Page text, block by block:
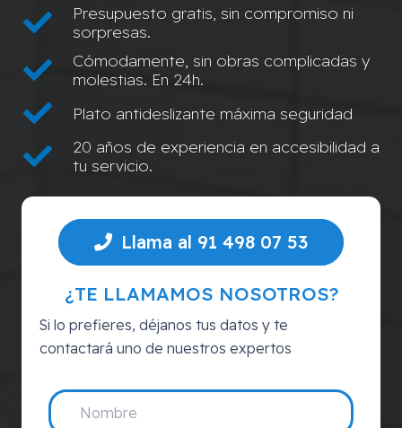
Presupuesto gratis, sin compromiso ni
sorpresas.
Cómodamente, sin obras complicadas y
molestias. En 24h.
Plato antideslizante máxima seguridad
20 años de experiencia en accesibilidad a
tu servicio.
Llama al 91 498 07 53
¿TE LLAMAMOS NOSOTROS?
Si lo prefieres, déjanos tus datos y te
contactará uno de nuestros expertos